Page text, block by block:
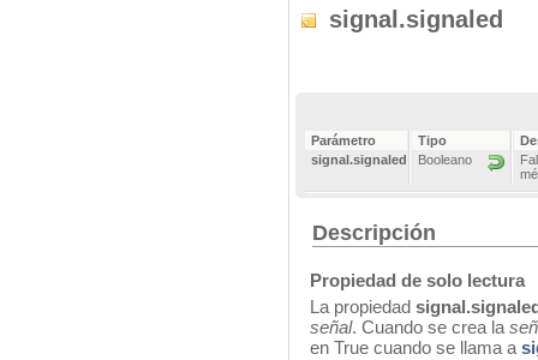
signal.signaled
Parámetro Tipo
signal.signaled
Booleano
Descripción
Propiedad de solo lectura
La propiedad
señal. Cuando se crea la
en True cuando se llama a